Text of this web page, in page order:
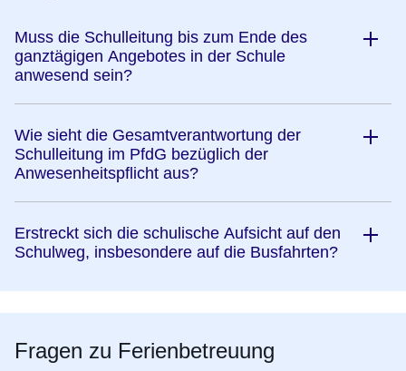
Muss die Schulleitung bis zum Ende des
ganztägigen Angebotes in der Schule
anwesend sein?
Wie sieht die Gesamtverantwortung der
Schulleitung im PfdG bezüglich der
Anwesenheitspflicht aus?
Erstreckt sich die schulische Aufsicht auf den
Schulweg, insbesondere auf die Busfahrten?
Fragen zu Ferienbetreuung